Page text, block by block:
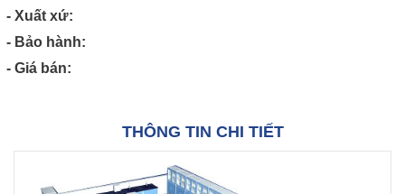
- Xuất xứ:
- Bảo hành:
- Giá bán:
THÔNG TIN CHI TIẾT